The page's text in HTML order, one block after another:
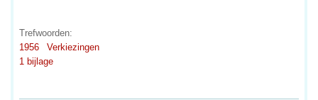
Trefwoorden:
1956
Verkiezingen
1 bijlage